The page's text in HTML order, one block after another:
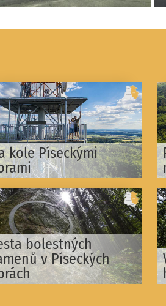
kole Píseckými
bolestných
v Píseckých